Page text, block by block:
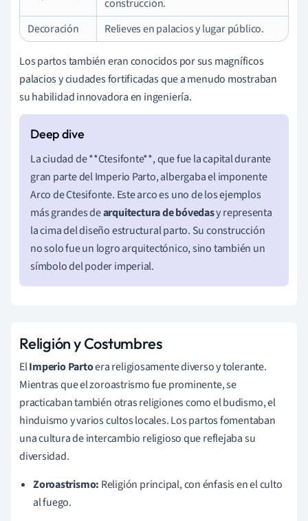
construcción.
Decoración
Relieves en palacios y lugar público.
Los partos también eran conocidos por sus magníficos
palacios y ciudades fortificadas que a menudo mostraban
su habilidad innovadora en ingeniería.
La ciudad de **Ctesifonte**, que fue la capital durante
gran parte del Imperio Parto, albergaba el imponente
Arco de Ctesifonte. Este arco es uno de los ejemplos
más grandes dearquitectura de bóvedasy representa
la cima del diseño estructural parto. Su construcción
no solo fue un logro arquitectónico, sino también un
símbolo del poder imperial.
Religión y Costumbres
ElImperio Partoera religiosamente diverso y tolerante.
Mientras que el zoroastrismo fue prominente, se
practicaban también otras religiones como el budismo, el
hinduismo y varios cultos locales. Los partos fomentaban
una cultura de intercambio religioso que reflejaba su
diversidad.
Zoroastrismo: Religión principal, con énfasis en el culto
al fuego.